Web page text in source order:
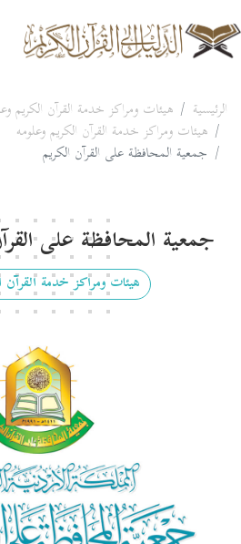
الرئيسية
هيئات ومراكز خدمة القرآن الكريم
هيئات ومراكز خدمة القرآن الكريم وعلومه
جمعية المحافظة على القرآن الكريم
جمعية المحافظة على
هيئات ومراكز خدمة القرآن